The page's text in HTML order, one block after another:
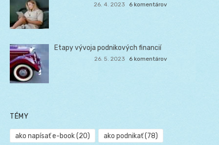
26. 4. 2023 6 komentárov
Etapy vývoja podnikových financií
26. 5. 2023 6 komentárov
TÉMY
ako napísať e-book(20) ako podnikať(78)